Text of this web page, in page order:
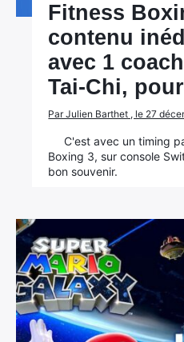
Fitness
contenu
avec 1
Tai-Chi,
Par Julien Barthet , le 27
C'est avec un timing
Boxing 3, sur console
bon souvenir.